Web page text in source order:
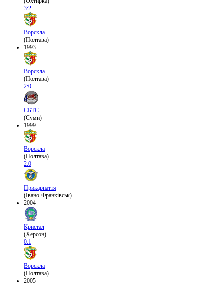
3:2
Ворскла
(Полтава)
1993
Ворскла
(Полтава)
2:0
СБТС
(Суми)
1999
Ворскла
(Полтава)
2:0
Прикарпаття
(Івано-Франківськ)
2004
Кристал
(Херсон)
0:1
Ворскла
(Полтава)
2005